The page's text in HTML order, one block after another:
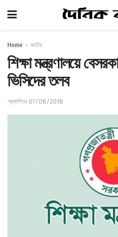
Home জাতীয়
শিক্ষা মন্ত্রণালয়ে
ভিসিদের তলব
প্রকাশিতঃ 07/08/2018